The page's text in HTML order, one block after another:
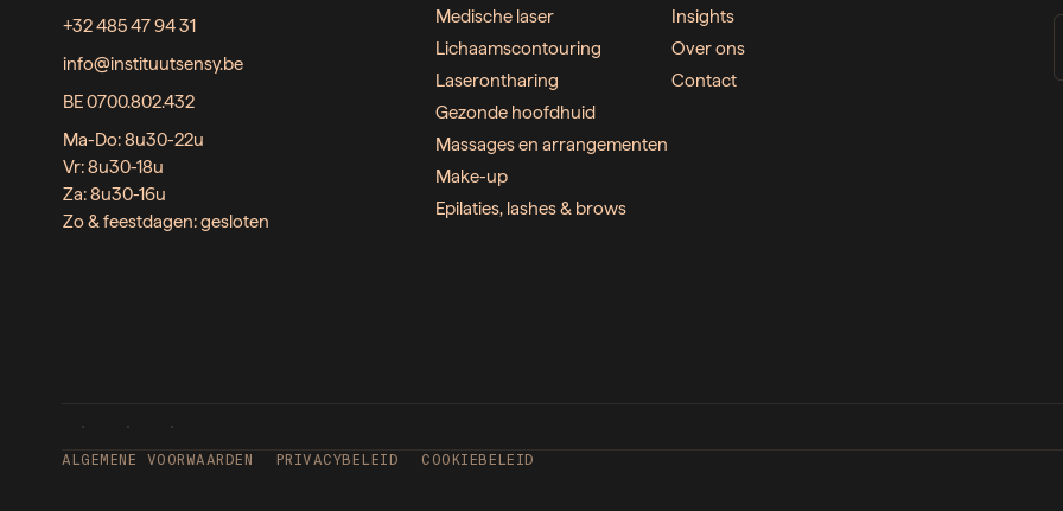
+32 485 47 94 31
info@instituutsensy.be
BE 0700.802.432
Ma-Do: 8u30-22u
Vr: 8u30-18u
Za: 8u30-16u
Zo & feestdagen: gesloten
Medische laser
Lichaamscontouring
Laserontharing
Gezonde hoofdhuid
Massages en arrangementen
Make-up
Epilaties, lashes & brows
Insights
Over ons
Contact
ALGEMENE VOORWAARDEN PRIVACYBELEID COOKIEBELEID